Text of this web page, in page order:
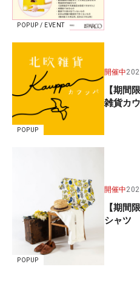
POPUP / EVENT
POPUP
開催中
【期間
雑貨カ
POPUP
開催中
【期間
シャツ